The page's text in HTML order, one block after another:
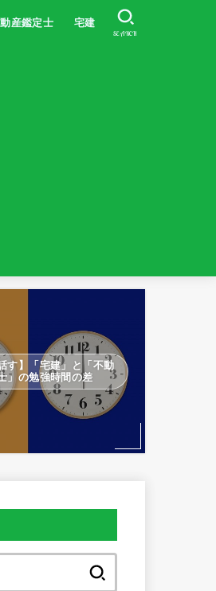
産鑑定士 宅建
SEARCH
す】「宅建」と「不動
」の勉強時間の差